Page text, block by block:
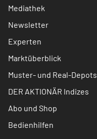
Mediathek
Newsletter
Experten
Marktüberblick
Muster- und Real-Depots
DER AKTIONÄR Indizes
Abo und Shop
Bedienhilfen